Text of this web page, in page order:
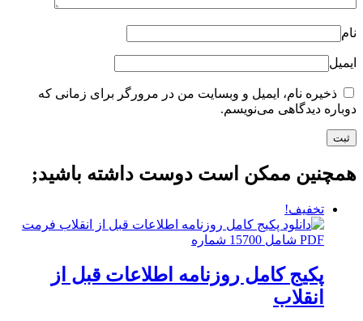
نام
ایمیل
ذخیره نام، ایمیل و وبسایت من در مرورگر برای زمانی که
دوباره دیدگاهی می‌نویسم.
همچنین ممکن است دوست داشته باشید;
تخفیف!
پکیج کامل روزنامه اطلاعات قبل از
انقلاب